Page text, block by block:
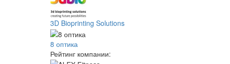
3D Bioprinting Solutions
8 оптика
Рейтинг компании: